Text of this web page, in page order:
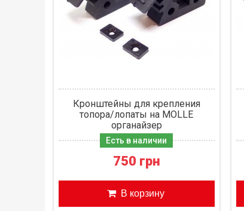
Кронштейны для крепления
топора/лопаты на MOLLE
органайзер
Есть в наличии
750 грн
В корзину